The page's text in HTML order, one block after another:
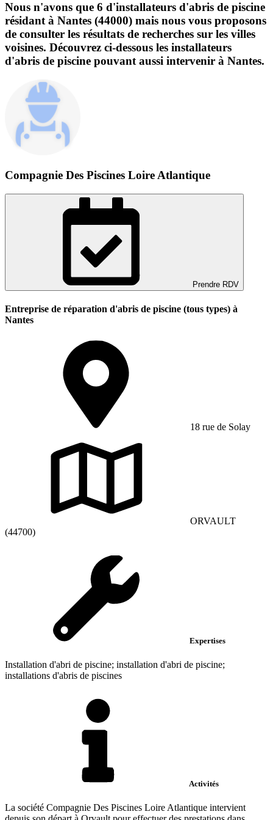
Nous n'avons que 6 d'installateurs d'abris de piscine
résidant à Nantes (44000) mais nous vous proposons
de consulter les résultats de recherches sur les villes
voisines. Découvrez ci-dessous les installateurs
d'abris de piscine pouvant aussi intervenir à Nantes.
Compagnie Des Piscines Loire Atlantique
Prendre RDV
Entreprise de réparation d'abris de piscine (tous types) à
Nantes
18 rue de Solay
ORVAULT
(44700)
Expertises
Installation d'abri de piscine; installation d'abri de piscine;
installations d'abris de piscines
Activités
La société Compagnie Des Piscines Loire Atlantique intervient